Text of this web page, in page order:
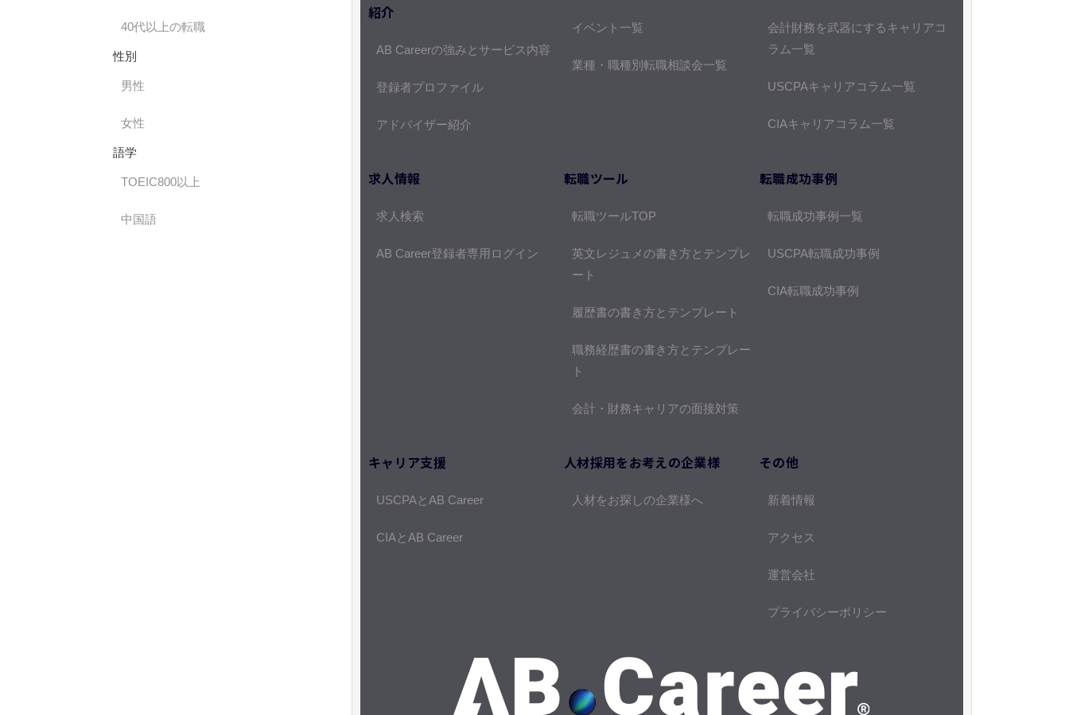
40代以上の転職
性別
男性
女性
語学
TOEIC800以上
中国語
紹介
AB Careerの強みとサービス内容
登録者プロファイル
アドバイザー紹介
イベント一覧
業種・職種別転職相談会一覧
会計財務を武器にするキャリアコ
ラム一覧
USCPAキャリアコラム一覧
CIAキャリアコラム一覧
求人情報
求人検索
AB Career登録者専用ログイン
転職ツール
転職ツールTOP
英文レジュメの書き方とテンプレ
ート
履歴書の書き方とテンプレート
職務経歴書の書き方とテンプレー
ト
会計・財務キャリアの面接対策
転職成功事例
転職成功事例一覧
USCPA転職成功事例
CIA転職成功事例
キャリア支援
USCPAとAB Career
CIAとAB Career
人材採用をお考えの企業様
人材をお探しの企業様へ
その他
新着情報
アクセス
運営会社
プライバシーポリシー